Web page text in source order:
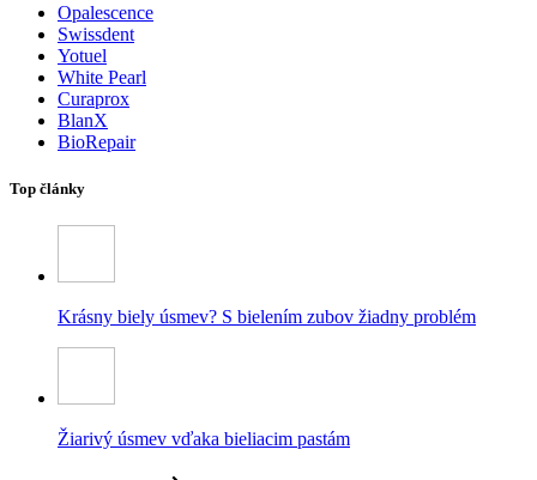
Opalescence
Swissdent
Yotuel
White Pearl
Curaprox
BlanX
BioRepair
Top články
Krásny biely úsmev? S bielením zubov žiadny problém
Žiarivý úsmev vďaka bieliacim pastám